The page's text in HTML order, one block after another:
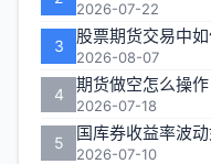
2026-07-22
3 股票期货交易中
2026-08-07
4 期货做空怎么操作
2026-07-18
5 国库券收益率波
2026-07-10